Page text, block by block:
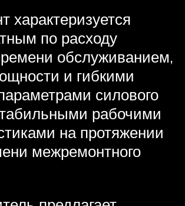
характеризуется
по расходу
обслуживанием,
и гибкими
силового
рабочими
на протяжении
межремонтного